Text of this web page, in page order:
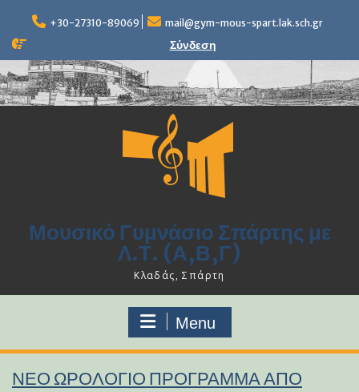
content
+30-27310-89069 mail@gym-mous-spart.lak.sch.gr
Σύνδεση
Μουσικό Γυμνάσιο Σπάρτης με
Λ.Τ. (Α,Β,Γ)
Κλαδάς, Σπάρτη
Menu
ΝΕΟ ΩΡΟΛΟΓΙΟ ΠΡΟΓΡΑΜΜΑ ΑΠΟ